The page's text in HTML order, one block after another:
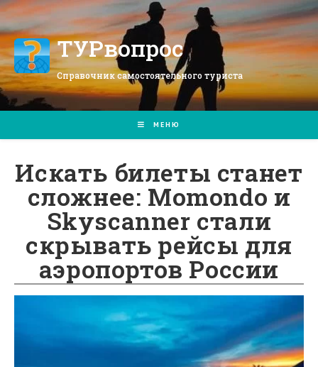
Перейти
к
содержимомуТУРвопрос
Справочник самостоятельного туриста
МЕНЮ
Искать билеты станет
сложнее: Momondo и
Skyscanner стали
скрывать рейсы для
аэропортов России